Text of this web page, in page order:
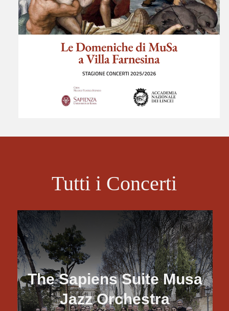
Tutti i Concerti
The Sapiens Suite Musa
Jazz Orchestra
La Villa
Storia
Raffaello a Villa Farnesina
Percorso di visita
Giardini Storici
Mappa della Villa
Visita